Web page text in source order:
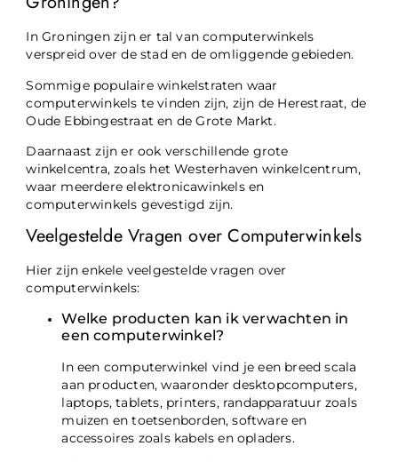
In Groningen zijn er tal van computerwinkels
verspreid over de stad en de omliggende gebieden.
Sommige populaire winkelstraten waar
computerwinkels te vinden zijn, zijn de Herestraat, de
Oude Ebbingestraat en de Grote Markt.
Daarnaast zijn er ook verschillende grote
winkelcentra, zoals het Westerhaven winkelcentrum,
waar meerdere elektronicawinkels en
computerwinkels gevestigd zijn.
Veelgestelde Vragen over Computerwinkels
Hier zijn enkele veelgestelde vragen over
computerwinkels:
Welke producten kan ik verwachten in
een computerwinkel?
In een computerwinkel vind je een breed scala
aan producten, waaronder desktopcomputers,
laptops, tablets, printers, randapparatuur zoals
muizen en toetsenborden, software en
accessoires zoals kabels en opladers.